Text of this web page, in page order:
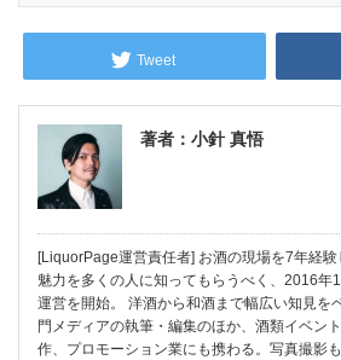
Tweet
著者：小針 真悟
[LiquorPage運営責任者] お酒の現場を7年経
魅力を多くの人に知ってもらうべく、2016
運営を開始。 洋酒から和酒まで幅広い知見を
門メディアの執筆・編集のほか、酒類イベン
作、プロモーション業にも携わる。写真撮影